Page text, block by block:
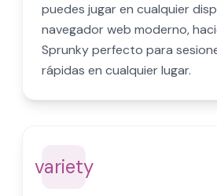
puedes jugar en cualquier
navegador web moderno,
Sprunky perfecto para
rápidas en cualquier lugar.
variety